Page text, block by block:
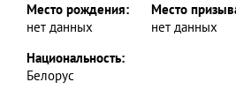
Место рождения:
нет данных
Место
нет данных
Национальность:
Белорус